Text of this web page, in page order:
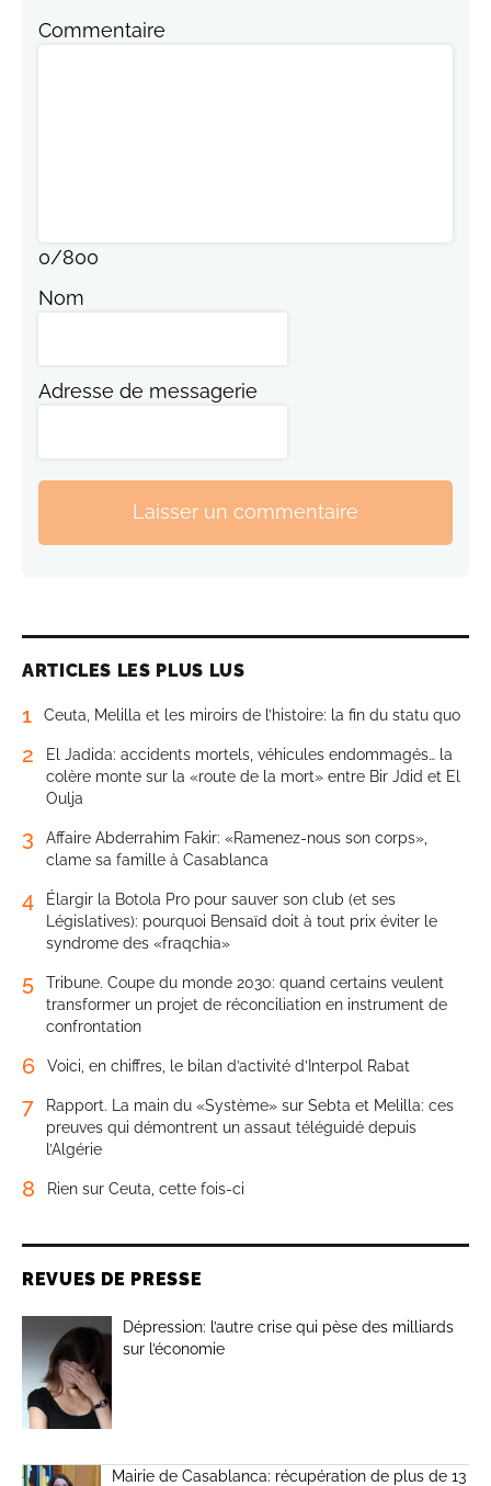
Commentaire
0/800
Nom
Adresse de messagerie
Laisser un commentaire
ARTICLES LES PLUS LUS
1 Ceuta, Melilla et les miroirs de l’histoire: la fin du statu quo
2
El Jadida: accidents mortels, véhicules endommagés… la
colère monte sur la «route de la mort» entre Bir Jdid et El
Oulja
3
Affaire Abderrahim Fakir: «Ramenez-nous son corps»,
clame sa famille à Casablanca
4
Élargir la Botola Pro pour sauver son club (et ses
Législatives): pourquoi Bensaïd doit à tout prix éviter le
syndrome des «fraqchia»
5
Tribune. Coupe du monde 2030: quand certains veulent
transformer un projet de réconciliation en instrument de
confrontation
6 Voici, en chiffres, le bilan d’activité d’Interpol Rabat
7
Rapport. La main du «Système» sur Sebta et Melilla: ces
preuves qui démontrent un assaut téléguidé depuis
l’Algérie
8 Rien sur Ceuta, cette fois-ci
REVUES DE PRESSE
Dépression: l’autre crise qui pèse des milliards
sur l’économie
Mairie de Casablanca: récupération de plus de 13